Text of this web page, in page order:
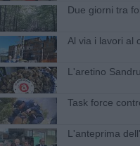
Due giorni tra
Al via i lavori al
L'aretino
Task force
L'anteprima